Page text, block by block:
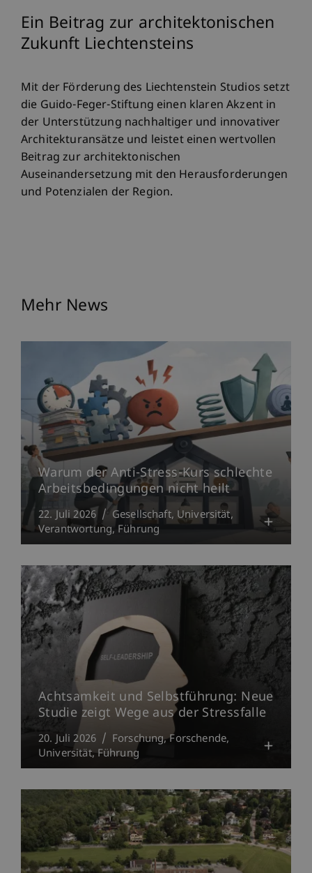
Ein Beitrag zur architektonischen
Zukunft Liechtensteins
Mit der Förderung des Liechtenstein Studios setzt
die Guido-Feger-Stiftung einen klaren Akzent in
der Unterstützung nachhaltiger und innovativer
Architekturansätze und leistet einen wertvollen
Beitrag zur architektonischen
Auseinandersetzung mit den Herausforderungen
und Potenzialen der Region.
Mehr News
Warum der Anti-Stress-Kurs schlechte
Arbeitsbedingungen nicht heilt
22. Juli 2026 Gesellschaft Universität
Verantwortung Führung
Achtsamkeit und Selbstführung: Neue
Studie zeigt Wege aus der Stressfalle
20. Juli 2026 Forschung Forschende
Universität Führung